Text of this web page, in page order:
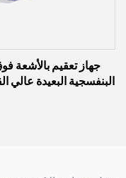
جهاز تعقيم بالأشعة
البنفسجية البعيدة عالي